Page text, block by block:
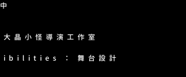
晶小怪導演工作室
： 舞台設計